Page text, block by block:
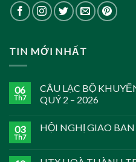
TIN MỚI NHẤT
06
Th7
CÂU LẠC BỘ
QUÝ 2 – 2026
03
Th7
HỘI NGHỊ GIAO